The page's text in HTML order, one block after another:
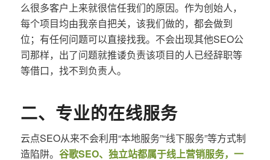
么很多客户上来就很信任我们的原因。作为创始人，
每个项目均由我亲自把关，该我们做的，都会做到
位；有任何问题可以直接找我。不会出现其他SEO公
司那样，出了问题就推诿负责该项目的人已经辞职等
等借口，找不到负责人。
二、专业的在线服务
云点SEO从来不会利用“本地服务”“线下服务”等方式制
造陷阱。 谷歌SEO、独立站都属于线上营销服务，一